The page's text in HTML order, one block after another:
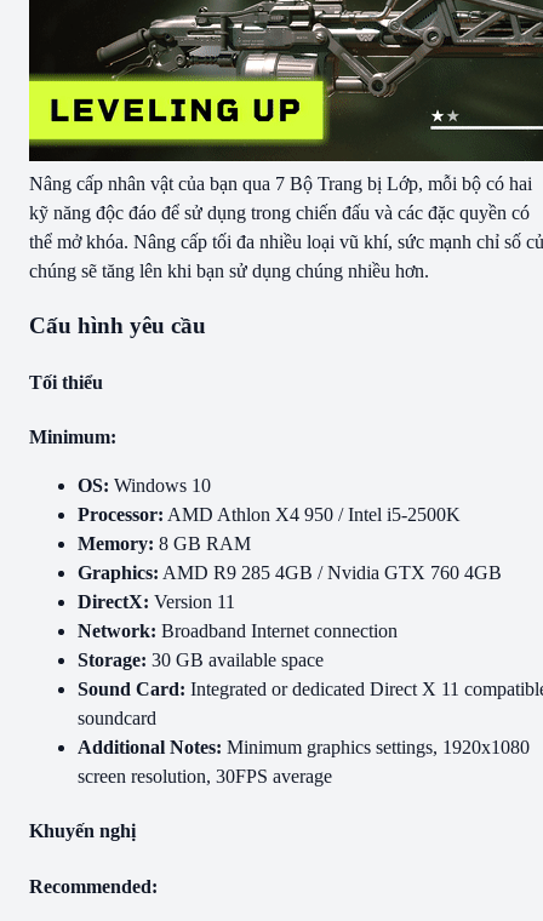
Nâng cấp nhân vật của bạn qua 7 Bộ Trang bị Lớp, mỗi bộ có hai
kỹ năng độc đáo để sử dụng trong chiến đấu và các đặc quyền có
thể mở khóa. Nâng cấp tối đa nhiều loại vũ khí, sức mạnh chỉ số
chúng sẽ tăng lên khi bạn sử dụng chúng nhiều hơn.
Cấu hình yêu cầu
Tối thiểu
Minimum:
OS: Windows 10
Processor: AMD Athlon X4 950 / Intel i5-2500K
Memory: 8 GB RAM
Graphics: AMD R9 285 4GB / Nvidia GTX 760 4GB
DirectX: Version 11
Network: Broadband Internet connection
Storage: 30 GB available space
Sound Card: Integrated or dedicated Direct X 11
soundcard
Additional Notes: Minimum graphics settings, 1920x1080
screen resolution, 30FPS average
Khuyến nghị
Recommended: